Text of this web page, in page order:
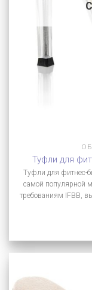
Туфли для
Туфли для фитнес-
самой популярной
требованиям IFBB,